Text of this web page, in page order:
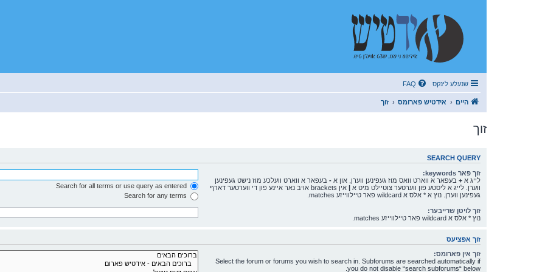
שנעלע לינקס FAQ
היים אידטיש פארומס זוך
זוך
SEARCH QUERY
זוך פאר keywords:
לייג א + בעפאר א ווארט וואס מוז געפינען ווערן, און א - בעפאר א ווארט וועלכע מוז נישט געפינען
ווערן. לייג א ליסטע פון ווערטער צוטיילט מיט א |
אין brackets אויב נאר איינע פון די ווערטער דארף
געפינען ווערן. נוץ א * אלס א wildcard פאר טיילווייזע matches.
Search for all terms or use query as entered
זוך לויטן שרייבער:
נוץ * אלס א wildcard פאר טיילווייזע matches.
זוך אפציעס
זוך אין פארומס:
Select the forum or forums you wish to search in. Subforums are searched automatically if
you do not disable “search subforums“ below.